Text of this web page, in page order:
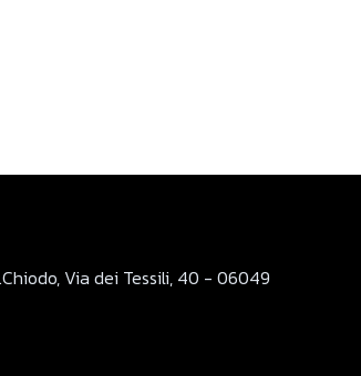
Via dei Tessili, 40 - 06049